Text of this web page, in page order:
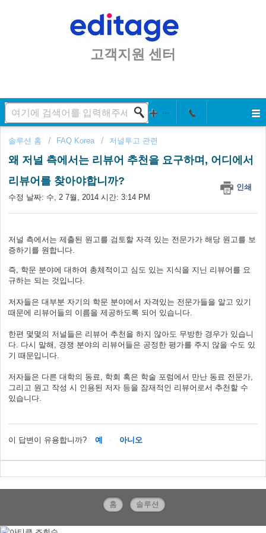
고객지원 센터
솔루션 홈 FAQ Korea 저널투고 관련
왜 저널 측에서는 리뷰어 추천을 요구하며, 어디에서
리뷰어를 찾아야합니까?
인쇄
수정 날짜: 수, 2 7월, 2014 시간: 3:14 PM
저널 측에서는 제출된 원고를 검토할 자격 있는 전문가가 해당 원고를 보
증하기를 원합니다.
즉, 학문 분야에 대하여 총체적이고 심도 있는 지식을 지닌 리뷰어를 요
규하는 되는 것입니다.
저자들은 대부분 자기의 학문 분야에서 자격있는 전문가들을 알고 있기
때문에 리뷰어들의 이름을 제공하도록 되어 있습니다.
한편 몇몇의 저널들은 리뷰어 추천을 하지 않아도 무방한 경우가 있습니
다. 다시 말해, 경쟁 분야의 리뷰어들은 공정한 평가를 주지 않을 수도 있
기 때문입니다.
저자들은 다른 대학의 동료, 학회 혹은 학술 포럼에서 만난 동료 전문가,
그리고 원고 작성 시 인용된 저자 등을 잠재적인 리뷰어로서 추천할 수
있습니다.
이 답변이 유용합니까? 예 아니오
홈 솔루션